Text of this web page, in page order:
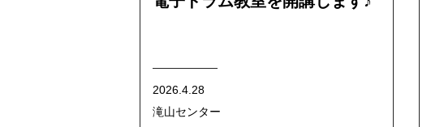
2026.4.28
滝山センター